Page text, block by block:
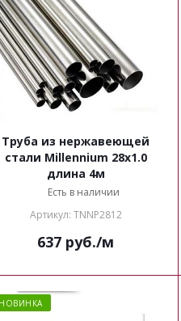
Труба из нержавеющей
стали Millennium 28х1.0
длина 4м
Есть в наличии
Артикул: TNNP2812
637 руб./м
НОВИНКА